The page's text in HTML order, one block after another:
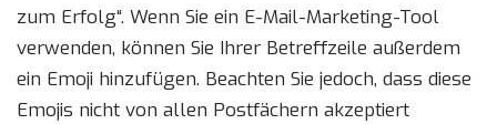
zum Erfolg“. Wenn Sie ein E-Mail-Marketing-Tool
verwenden, können Sie Ihrer Betreffzeile außerdem
ein Emoji hinzufügen. Beachten Sie jedoch, dass diese
Emojis nicht von allen Postfächern akzeptiert